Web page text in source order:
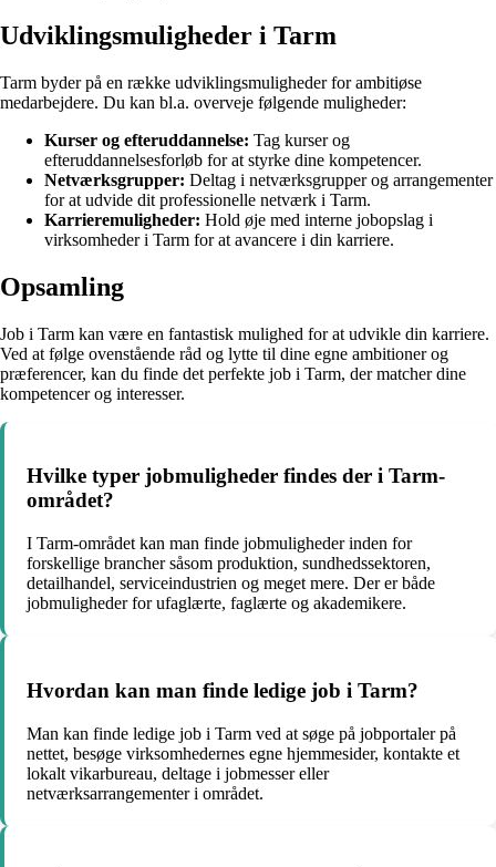
Udviklingsmuligheder i Tarm
Tarm byder på en række udviklingsmuligheder for ambitiøse
medarbejdere. Du kan bl.a. overveje følgende muligheder:
Kurser og efteruddannelse: Tag kurser og
efteruddannelsesforløb for at styrke dine kompetencer.
Netværksgrupper: Deltag i netværksgrupper og arrangementer
for at udvide dit professionelle netværk i Tarm.
Karrieremuligheder: Hold øje med interne jobopslag i
virksomheder i Tarm for at avancere i din karriere.
Opsamling
Job i Tarm kan være en fantastisk mulighed for at udvikle din karriere.
Ved at følge ovenstående råd og lytte til dine egne ambitioner og
præferencer, kan du finde det perfekte job i Tarm, der matcher dine
kompetencer og interesser.
Hvilke typer jobmuligheder findes der i Tarm-
området?
I Tarm-området kan man finde jobmuligheder inden for
forskellige brancher såsom produktion, sundhedssektoren,
detailhandel, serviceindustrien og meget mere. Der er både
jobmuligheder for ufaglærte, faglærte og akademikere.
Hvordan kan man finde ledige job i Tarm?
Man kan finde ledige job i Tarm ved at søge på jobportaler på
nettet, besøge virksomhedernes egne hjemmesider, kontakte et
lokalt vikarbureau, deltage i jobmesser eller
netværksarrangementer i området.